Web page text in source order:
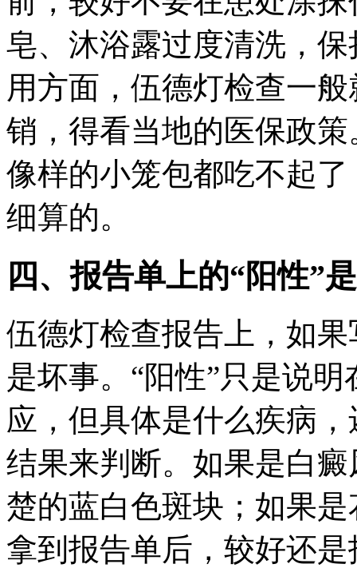
皂、沐浴露过度清洗，
用方面，伍德灯检查一
销，得看当地的医保政
像样的小笼包都吃不起
细算的。
四、报告单上的“阳性”
伍德灯检查报告上，如
是坏事。“阳性”只是说
应，但具体是什么疾病
结果来判断。如果是白
楚的蓝白色斑块；如果
拿到报告单后，较好还